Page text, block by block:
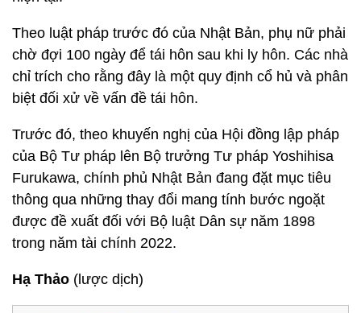
Theo luật pháp trước đó của Nhật Bản, phụ nữ phải
chờ đợi 100 ngày để tái hôn sau khi ly hôn. Các nhà
chỉ trích cho rằng đây là một quy định cổ hủ và phân
biệt đối xử về vấn đề tái hôn.
Trước đó, theo khuyến nghị của Hội đồng lập pháp
của Bộ Tư pháp lên Bộ trưởng Tư pháp Yoshihisa
Furukawa, chính phủ Nhật Bản đang đặt mục tiêu
thông qua những thay đổi mang tính bước ngoặt
được đề xuất đối với Bộ luật Dân sự năm 1898
trong năm tài chính 2022.
Hạ Thảo (lược dịch)